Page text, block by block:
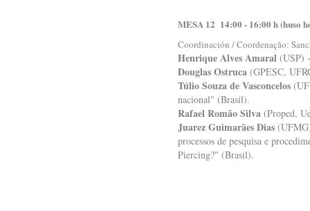
MESA 12 14:00 - 16:00 h (huso
Coordinación / Coordenação:
Henrique Alves Amaral (USP)
Douglas Ostruca (GPESC,
Túlio Souza de Vasconcelos
nacional" (Brasil).
Rafael Romão Silva (Proped,
Juarez Guimarães Dias
processos de pesquisa e
Piercing?" (Brasil).